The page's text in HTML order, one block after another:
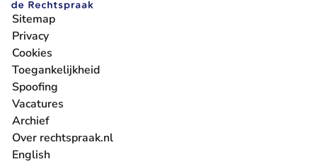
Sitemap
Privacy
Cookies
Toegankelijkheid
Spoofing
Vacatures
- U verlaat Rechtspraak.nl
Archief
Over rechtspraak.nl
English